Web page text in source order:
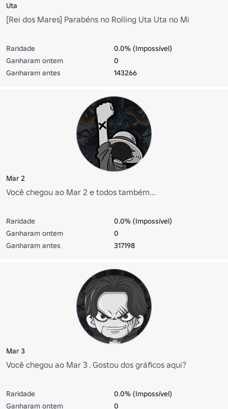
Uta
[Rei dos Mares] Parabéns no Rolling Uta Uta no Mi
Raridade
0.0% (Impossível)
Ganharam ontem
0
Ganharam antes
143266
Mar 2
Você chegou ao Mar 2 e todos também...
Raridade
0.0% (Impossível)
Ganharam ontem
0
Ganharam antes
317198
Mar 3
Você chegou ao Mar 3 . Gostou dos gráficos aqui?
Raridade
0.0% (Impossível)
Ganharam ontem
0